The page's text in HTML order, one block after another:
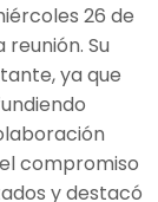
26 de
Su
ya que
compromiso
y destacó